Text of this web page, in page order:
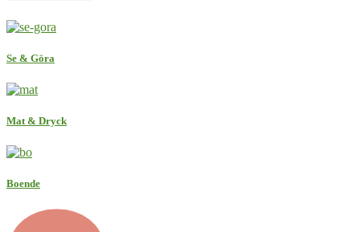
Se & Göra
Mat & Dryck
Boende